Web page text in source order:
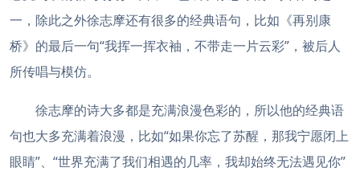
一，除此之外徐志摩还有很多的经典语句，比如《再别康
桥》的最后一句“我挥一挥衣袖，不带走一片云彩”，被后人
所传唱与模仿。
徐志摩的诗大多都是充满浪漫色彩的，所以他的经典语
句也大多充满着浪漫，比如“如果你忘了苏醒，那我宁愿闭上
眼睛”、“世界充满了我们相遇的几率，我却始终无法遇见你”